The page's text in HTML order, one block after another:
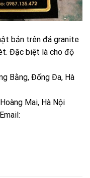
bản trên đá granite
Đặc biệt là cho độ
Bằng, Đống Đa, Hà
Mai, Hà Nội